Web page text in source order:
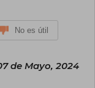
No es útil
de Mayo, 2024